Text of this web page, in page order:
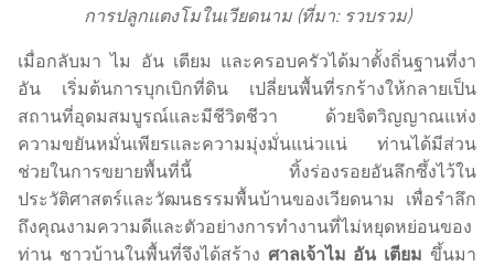
การปลูกแตงโมในเวียดนาม (ที่มา: รวบรวม)
เมื่อกลับมา ไม อัน เตียม และครอบครัวได้มาตั้งถิ่นฐานที่งา
อัน เริ่มต้นการบุกเบิกที่ดิน เปลี่ยนพื้นที่รกร้างให้กลายเป็น
สถานที่อุดมสมบูรณ์และมีชีวิตชีวา ด้วยจิตวิญญาณแห่ง
ความขยันหมั่นเพียรและความมุ่งมั่นแน่วแน่ ท่านได้มีส่วน
ช่วยในการขยายพื้นที่นี้ ทิ้งร่องรอยอันลึกซึ้งไว้ใน
ประวัติศาสตร์และวัฒนธรรมพื้นบ้านของเวียดนาม เพื่อรำลึก
ถึงคุณงามความดีและตัวอย่างการทำงานที่ไม่หยุดหย่อนของ
ท่าน ชาวบ้านในพื้นที่จึงได้สร้าง ศาลเจ้าไม อัน เตียม ขึ้นมา